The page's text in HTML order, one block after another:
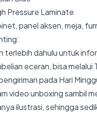
Pressure Laminate
panel aksen, meja,
terlebih dahulu untuk
eceran, bisa
pada Hari
video unboxing sambil
ilustrasi, sehingga